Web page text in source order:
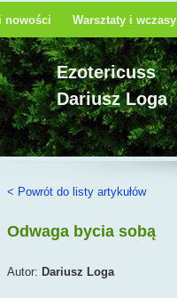
nowości Warsztaty i wczasy
Ezotericuss
Dariusz Loga
< Powrót do listy artykułów
Odwaga bycia sobą
Autor: Dariusz Loga